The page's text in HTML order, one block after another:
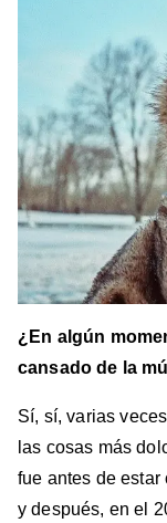
¿En algún
cansado de la
Sí, sí, varias
las cosas más
fue antes de estar
y después, en el